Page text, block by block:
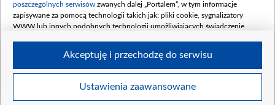
poszczególnych serwisów zwanych dalej „Portalem”, w tym informacje
zapisywane za pomocą technologii takich jak: pliki cookie, sygnalizatory
WWW lub innych podobnych technologii umożliwiających świadczenie
Twoje dane osobowe zbierane podczas odwiedzania przez Ciebie
Ustawienia zaawansowane
Akceptuję i przechodzę do serwisu